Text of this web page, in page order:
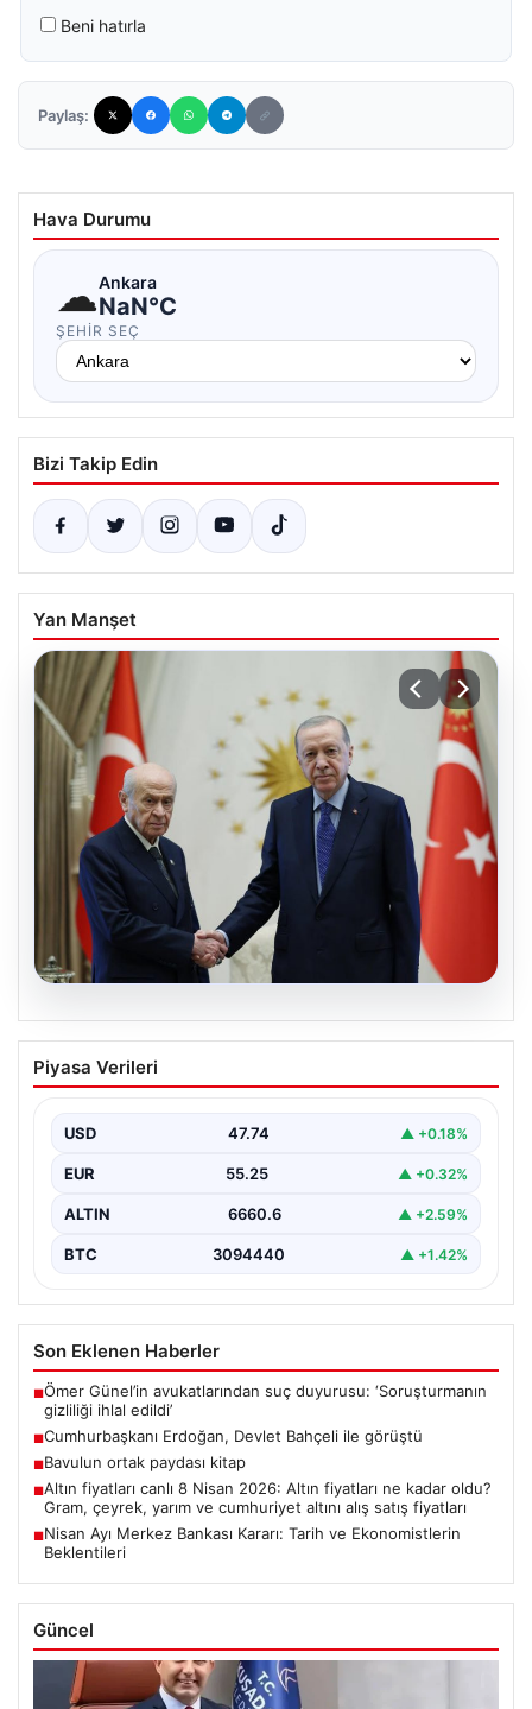
Beni hatırla
Paylaş:
Hava Durumu
☁Ankara
NaN°C
ŞEHIR SEÇ
Bizi Takip Edin
Yan Manşet
06.08.2026
Cumhurbaşkanı Erdoğan, Devlet
Bahçeli ile görüştü
Piyasa Verileri
USD 47.74 ▲ +0.18%
EUR 55.25 ▲ +0.32%
ALTIN 6660.6 ▲ +2.59%
BTC 3094440 ▲ +1.42%
Son Eklenen Haberler
■Ömer Günel’in avukatlarından suç duyurusu: ‘Soruşturmanın
gizliliği ihlal edildi’
■Cumhurbaşkanı Erdoğan, Devlet Bahçeli ile görüştü
■Bavulun ortak paydası kitap
■Altın fiyatları canlı 8 Nisan 2026: Altın fiyatları ne kadar oldu?
Gram, çeyrek, yarım ve cumhuriyet altını alış satış fiyatları
■Nisan Ayı Merkez Bankası Kararı: Tarih ve Ekonomistlerin
Beklentileri
Güncel